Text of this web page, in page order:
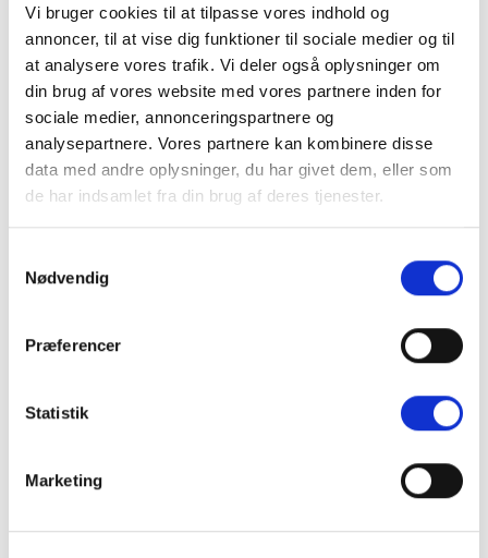
Vi bruger cookies til at tilpasse vores indhold og
annoncer, til at vise dig funktioner til sociale medier og til
at analysere vores trafik. Vi deler også oplysninger om
din brug af vores website med vores partnere inden for
sociale medier, annonceringspartnere og
analysepartnere. Vores partnere kan kombinere disse
data med andre oplysninger, du har givet dem, eller som
de har indsamlet fra din brug af deres tjenester.
Nødvendig
Præferencer
Statistik
Marketing
Størrelser
Varenummer (SKU):527791
Kategori: Holdere
YDERLIGERE INFORMATION
Anvendes sammen med justerbare holdere til Ø 19 eller
28 mm.